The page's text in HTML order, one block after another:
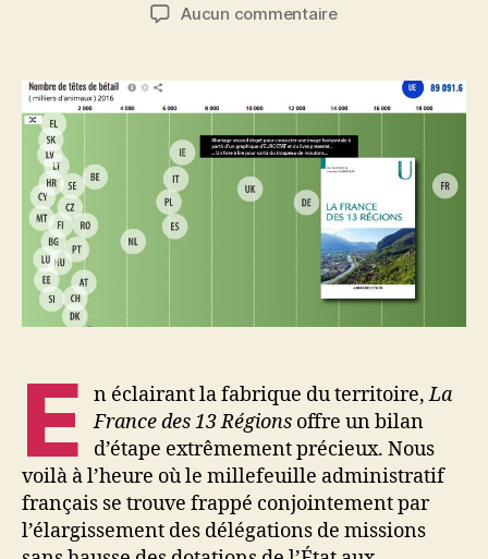
l’article
Aucun commentairesur
des
13
Régions
E n éclairant la fabrique du territoire,La
France des 13 Régions offre un bilan
d’étape extrêmement précieux. Nous
voilà à l’heure où le millefeuille administratif
français se trouve frappé conjointement par
l’élargissement des délégations de missions